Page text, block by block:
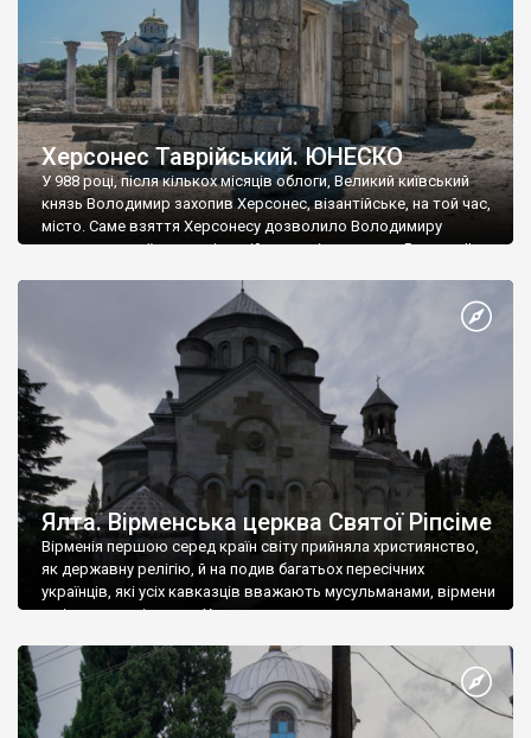
Херсонес Таврійський. ЮНЕСКО
У 988 році, після кількох місяців облоги, Великий київський
князь Володимир захопив Херсонес, візантійське, на той час,
місто. Саме взяття Херсонесу дозволило Володимиру
диктувати свої умови візантійському імператору Василю ІІ, та
Херсонесі Володимир-язичник, став Василем-християнином.
А потім було Хрещення Русі. На честь Херсонесу Таврійського
Ялта. Вірменська церква Святої Ріпсіме
Вірменія першою серед країн світу прийняла християнство,
як державну релігію, й на подив багатьох пересічних
українців, які усіх кавказців вважають мусульманами, вірмени
є відданими вірянами Христа